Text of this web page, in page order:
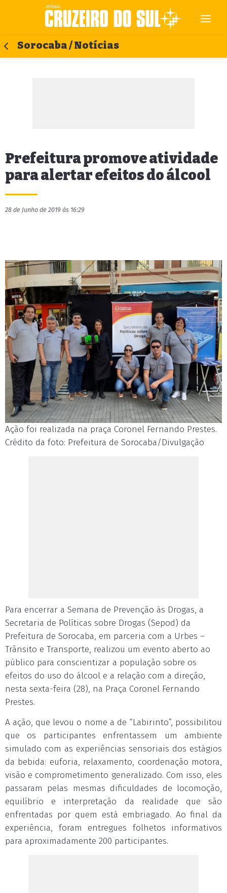
Sorocaba / Notícias
Prefeitura promove atividade
para alertar efeitos do álcool
28 de Junho de 2019 às 16:29
Ação foi realizada na praça Coronel Fernando Prestes.
Crédito da foto: Prefeitura de Sorocaba/Divulgação
Para encerrar a Semana de Prevenção às Drogas, a
Secretaria de Políticas sobre Drogas (Sepod) da
Prefeitura de Sorocaba, em parceria com a Urbes –
Trânsito e Transporte, realizou um evento aberto ao
público para conscientizar a população sobre os
efeitos do uso do álcool e a relação com a direção,
nesta sexta-feira (28), na Praça Coronel Fernando
Prestes.
A ação, que levou o nome a de “Labirinto”, possibilitou
que os participantes enfrentassem um ambiente
simulado com as experiências sensoriais dos estágios
da bebida: euforia, relaxamento, coordenação motora,
visão e comprometimento generalizado. Com isso, eles
passaram pelas mesmas dificuldades de locomoção,
equilíbrio e interpretação da realidade que são
enfrentadas por quem está embriagado. Ao final da
experiência, foram entregues folhetos informativos
para aproximadamente 200 participantes.